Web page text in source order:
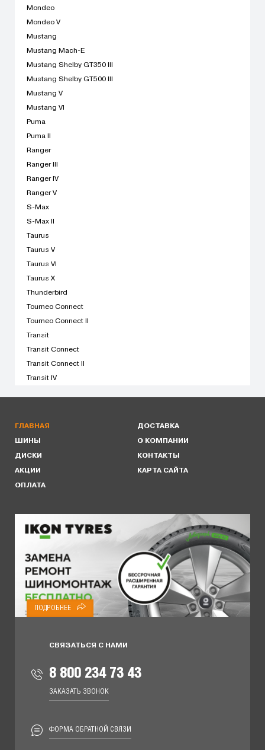
Mondeo
Mondeo V
Mustang
Mustang Mach-E
Mustang Shelby GT350 III
Mustang Shelby GT500 III
Mustang V
Mustang VI
Puma
Puma II
Ranger
Ranger III
Ranger IV
Ranger V
S-Max
S-Max II
Taurus
Taurus V
Taurus VI
Taurus X
Thunderbird
Tourneo Connect
Tourneo Connect II
Transit
Transit Connect
Transit Connect II
Transit IV
ГЛАВНАЯ
ШИНЫ
ДИСКИ
АКЦИИ
ОПЛАТА
ДОСТАВКА
О КОМПАНИИ
КОНТАКТЫ
КАРТА САЙТА
ПОДРОБНЕЕ
СВЯЗАТЬСЯ С НАМИ
8 800 234 73 43
ЗАКАЗАТЬ ЗВОНОК
ФОРМА ОБРАТНОЙ СВЯЗИ